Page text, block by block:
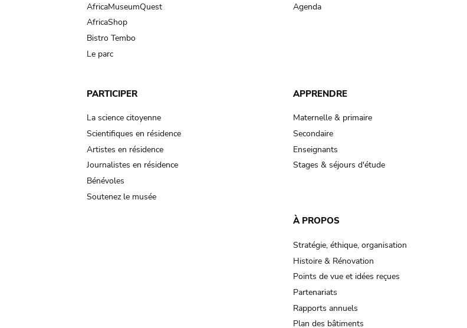
AfricaMuseumQuest
AfricaShop
Bistro Tembo
Le parc
Agenda
PARTICIPER
La science citoyenne
Scientifiques en résidence
Artistes en résidence
Journalistes en résidence
Bénévoles
Soutenez le musée
APPRENDRE
Maternelle & primaire
Secondaire
Enseignants
Stages & séjours d'étude
À PROPOS
Stratégie, éthique, organisation
Histoire & Rénovation
Points de vue et idées reçues
Partenariats
Rapports annuels
Plan des bâtiments